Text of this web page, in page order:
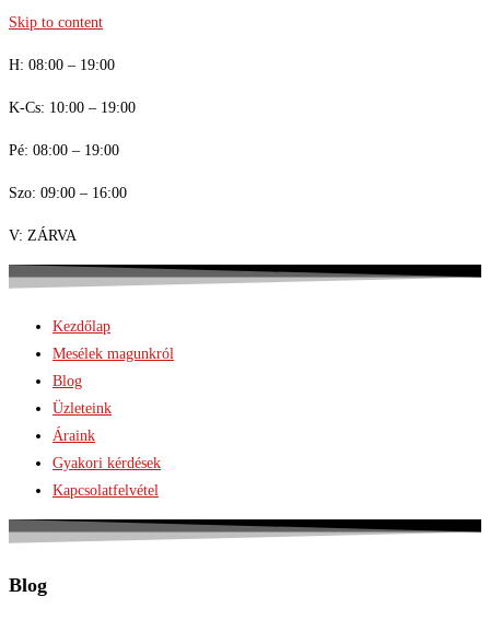
Skip to content
H: 08:00 – 19:00
K-Cs: 10:00 – 19:00
Pé: 08:00 – 19:00
Szo: 09:00 – 16:00
V: ZÁRVA
Kezdőlap
Mesélek magunkról
Blog
Üzleteink
Áraink
Gyakori kérdések
Kapcsolatfelvétel
Blog